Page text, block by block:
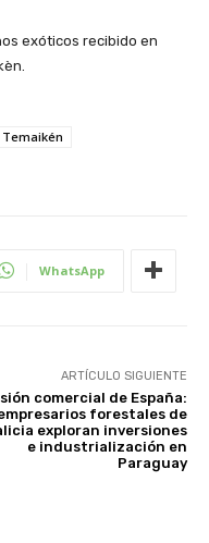
exóticos recibido en
WhatsApp
ARTÍCULO SIGUIENTE
comercial de España:
forestales de
exploran inversiones
e industrialización en
Paraguay